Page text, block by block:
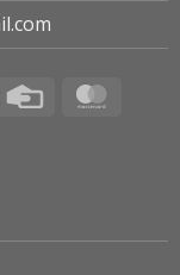
Credit